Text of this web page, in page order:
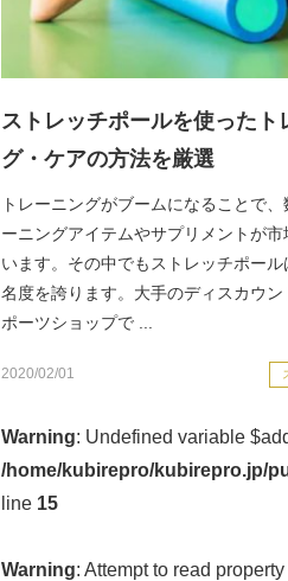
ストレッチポールを使ったト
グ・ケアの方法を厳選
トレーニングがブームになることで
ーニングアイテムやサプリメントが市
います。その中でもストレッチポール
名度を誇ります。大手のディスカウン
ポーツショップで ...
2020/02/01
Warning: Undefined variable
/home/kubirepro/kubirepro.jp/
line 15
Warning: Attempt to read